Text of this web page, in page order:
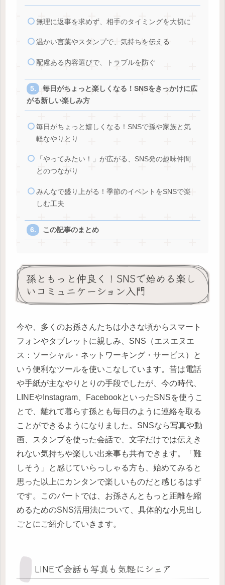
無理に返事を求めず、相手のタイミングを大切に
温かい言葉やスタンプで、気持ちを伝える
配慮ある内容選びで、トラブルを防ぐ
毎日がちょっと楽しくなる！SNSをきっかけに広
がる新しい楽しみ方
毎日がちょっと嬉しくなる！SNSで孫や家族と気
軽なやりとり
「やってみたい！」が広がる、SNS発の趣味仲間
とのつながり
みんなで盛り上がる！季節のイベントをSNSで楽
しむ工夫
この記事のまとめ
孫ともっと仲良く！SNSで始める楽し
いコミュニケーション入門
今や、多くのお孫さんたちは小さな頃からスマート
フォンやタブレットに親しみ、SNS（エスエヌエ
ス：ソーシャル・ネットワーキング・サービス）と
いう便利なツールを使いこなしています。昔は電話
や手紙が主なやりとりの手段でしたが、今の時代、
LINEやInstagram、FacebookといったSNSを使うこ
とで、離れて暮らす孫とも毎日のように連絡を取る
ことができるようになりました。SNSなら写真や動
画、スタンプを使った会話で、文字だけでは伝えき
れない気持ちや楽しい出来事も共有できます。「難
しそう」と感じていらっしゃる方も、始めてみると
思った以上にカンタンで楽しいものだと感じるはず
です。このパートでは、お孫さんともっと距離を縮
めるためのSNS活用法について、具体的な小見出し
ごとにご紹介していきます。
LINEで会話も写真も気軽にシェア